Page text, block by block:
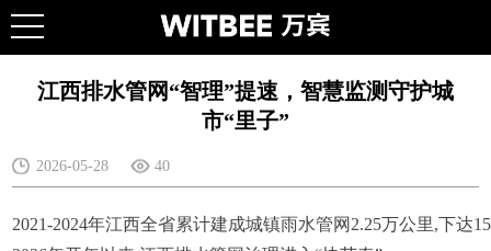
江西排水管网“智理”提速，智慧监测守护城
市“里子”
2026-05-28 40
2021-2024年江西全省累计建成城镇雨水管网2.25万公里,下